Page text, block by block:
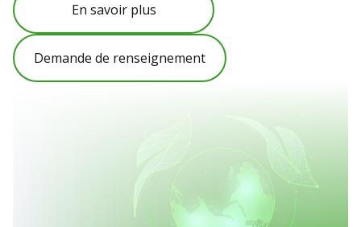
En savoir plus
Demande de renseignement